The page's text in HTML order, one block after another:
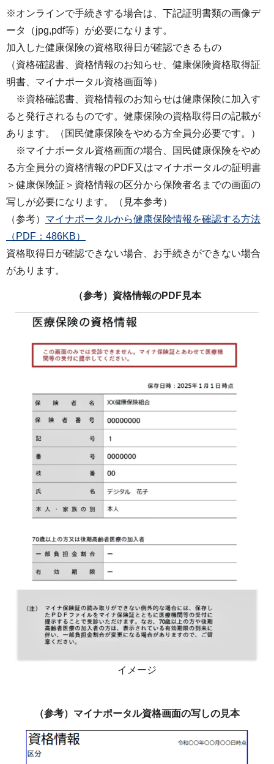
※オンラインで手続きする場合は、下記証明書類の画像デ
ータ（jpg,pdf等）が必要になります。
加入した健康保険の資格取得日が確認できるもの
（資格確認書、資格情報のお知らせ、健康保険資格取得証
明書、マイナポータル資格画面等）
※資格確認書、資格情報のお知らせは健康保険に加入す
ると発行されるものです。健康保険の資格取得日の記載が
あります。（国民健康保険をやめる方全員分必要です。）
※マイナポータル資格画面の場合、国民健康保険をやめ
る方全員分の資格情報のPDF又はマイナポータルの証明書
＞健康保険証＞資格情報の区分から保険者名までの画面の
写しが必要になります。（見本参考）
（参考） マイナポータルから健康保険情報を確認する方法
（PDF：486KB）
資格取得日が確認できない場合、お手続きができない場合
があります。
（参考）資格情報のPDF見本
イメージ
（参考）マイナポータル資格画面の写しの見本